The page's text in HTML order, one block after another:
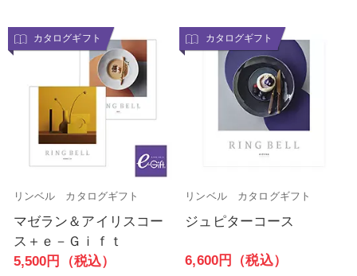
カタログギフト
リンベル カタログギフト
マゼラン＆アイリスコー
ス＋ｅ－Ｇｉｆｔ
5,500円（税込）
カタログギフト
リンベル カタログギフト
ジュピターコース
6,600円（税込）